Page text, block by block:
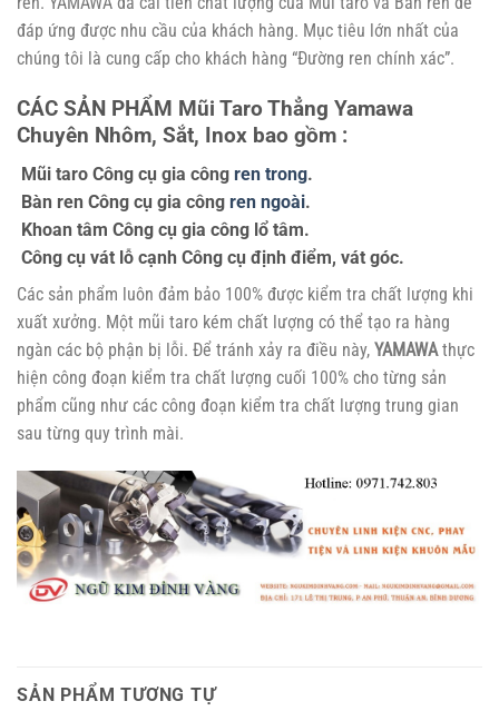
đáp ứng được nhu cầu của khách hàng. Mục tiêu lớn nhất của
chúng tôi là cung cấp cho khách hàng “Đường ren chính xác”.
CÁC SẢN PHẨM Mũi Taro Thẳng Yamawa
Chuyên Nhôm, Sắt, Inox bao gồm :
Mũi taro Công cụ gia công ren trong.
Bàn ren Công cụ gia công ren ngoài.
Khoan tâm Công cụ gia công lổ tâm.
Công cụ vát lỗ cạnh Công cụ định điểm, vát góc.
Các sản phẩm luôn đảm bảo 100% được kiểm tra chất lượng khi
xuất xưởng. Một mũi taro kém chất lượng có thể tạo ra hàng
ngàn các bộ phận bị lỗi. Để tránh xảy ra điều này, YAMAWAthực
hiện công đoạn kiểm tra chất lượng cuối 100% cho từng sản
phẩm cũng như các công đoạn kiểm tra chất lượng trung gian
sau từng quy trình mài.
SẢN PHẨM TƯƠNG TỰ